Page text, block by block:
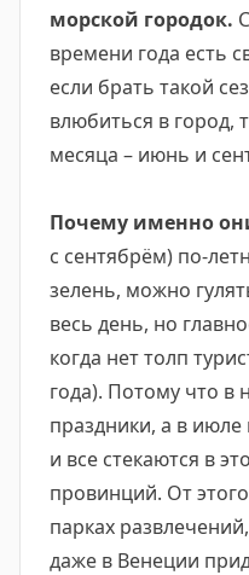
морской городок.
времени года есть
если брать такой
влюбиться в город,
месяца – июнь и
Почему именно
с сентябрём) по-
зелень, можно
весь день, но
когда нет толп
года). Потому что в
праздники, а в июле
и все стекаются в
провинций. От
парках
даже в Венеции